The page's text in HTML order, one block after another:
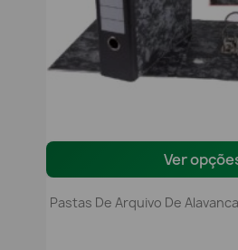
Ver
Pastas De Arquivo De